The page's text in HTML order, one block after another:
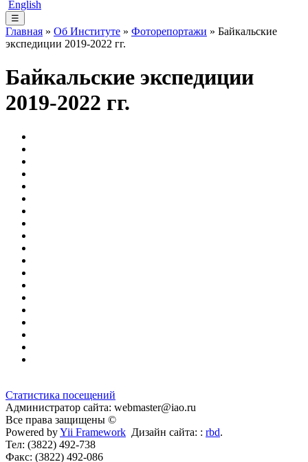
English
☰
Главная » Об Институте » Фоторепортажи » Байкальские
экспедиции 2019-2022 гг.
Байкальские экспедиции
2019-2022 гг.
Статистика посещений
Администратор сайта: webmaster@iao.ru
Все права защищены ©
Powered byYii Framework Дизайн сайта: : rbd.
Тел: (3822) 492-738
Факс: (3822) 492-086